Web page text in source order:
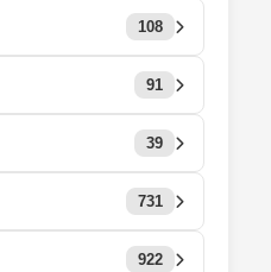
108
91
39
731
922